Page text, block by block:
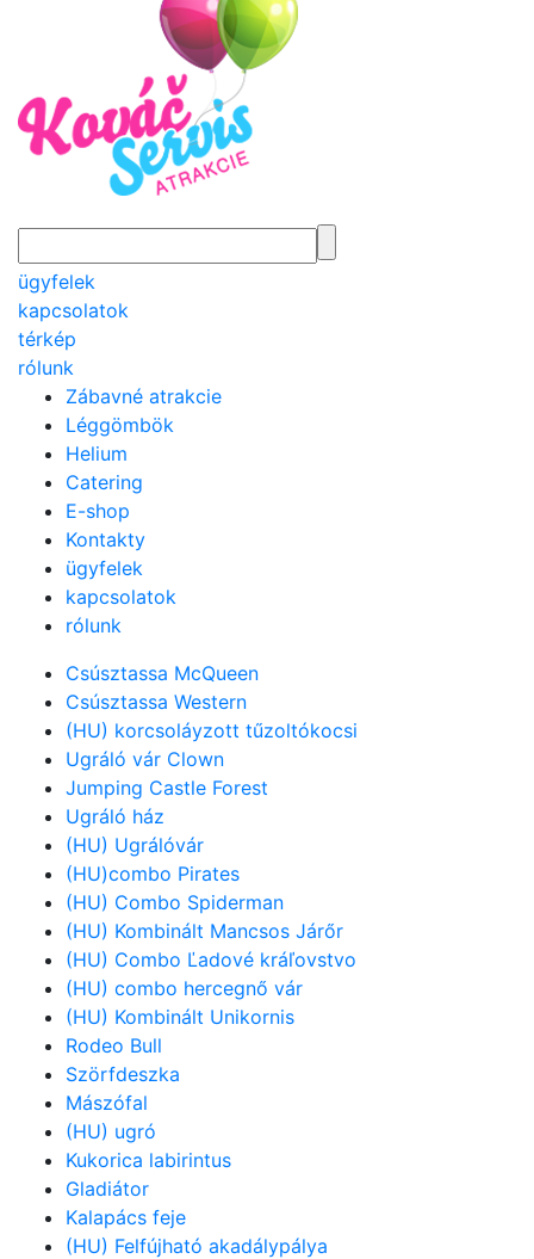
ügyfelek
kapcsolatok
térkép
rólunk
Zábavné atrakcie
Léggömbök
Helium
Catering
E-shop
Kontakty
ügyfelek
kapcsolatok
rólunk
Csúsztassa McQueen
Csúsztassa Western
(HU) korcsoláyzott tűzoltókocsi
Ugráló vár Clown
Jumping Castle Forest
Ugráló ház
(HU) Ugrálóvár
(HU)combo Pirates
(HU) Combo Spiderman
(HU) Kombinált Mancsos Járőr
(HU) Combo Ľadové kráľovstvo
(HU) combo hercegnő vár
(HU) Kombinált Unikornis
Rodeo Bull
Szörfdeszka
Mászófal
(HU) ugró
Kukorica labirintus
Gladiátor
Kalapács feje
(HU) Felfújható akadálypálya